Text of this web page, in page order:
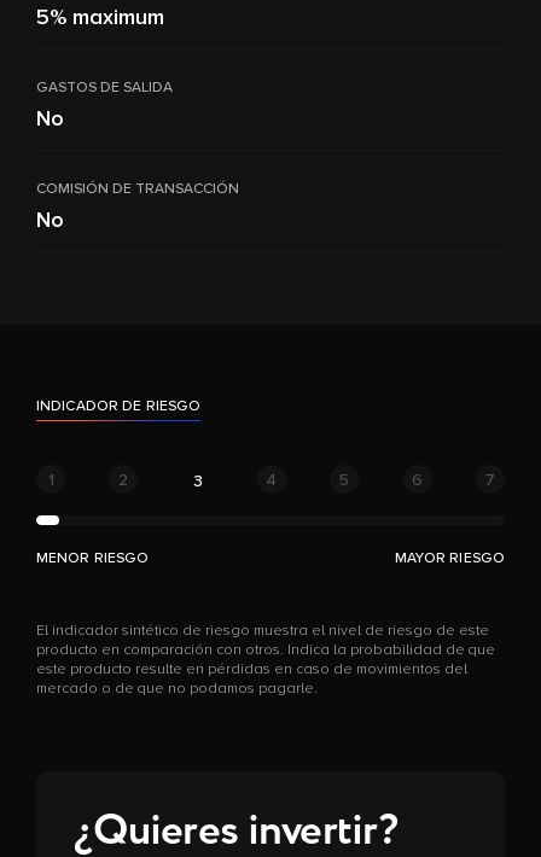
5% maximum
GASTOS DE SALIDA
No
COMISIÓN DE TRANSACCIÓN
No
INDICADOR DE RIESGO
1 2 3 4 5 6 7
MENOR RIESGO MAYOR RIESGO
El indicador sintético de riesgo muestra el nivel de riesgo de este
producto en comparación con otros. Indica la probabilidad de que
este producto resulte en pérdidas en caso de movimientos del
mercado o de que no podamos pagarle.
¿Quieres invertir?